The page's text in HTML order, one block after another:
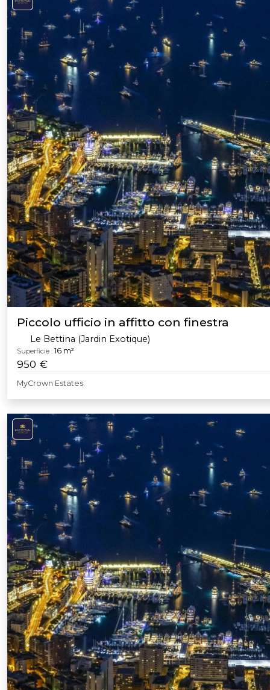
Piccolo ufficio in affitto con finestra
Le Bettina (Jardin Exotique)
Superficie : 16 m²
950 €
MyCrown Estates